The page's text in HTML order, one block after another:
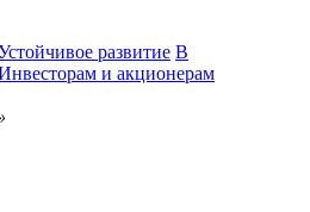
развитие В
и акционерам